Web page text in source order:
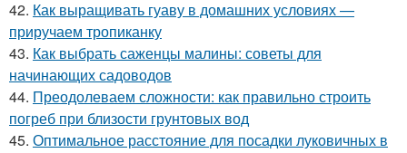
42. Как выращивать гуаву в домашних условиях —
приручаем тропиканку
43. Как выбрать саженцы малины: советы для
начинающих садоводов
44. Преодолеваем сложности: как правильно строить
погреб при близости грунтовых вод
45. Оптимальное расстояние для посадки луковичных в